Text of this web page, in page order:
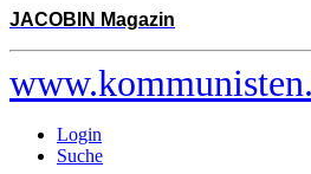
JACOBIN Magazin
Login
Suche